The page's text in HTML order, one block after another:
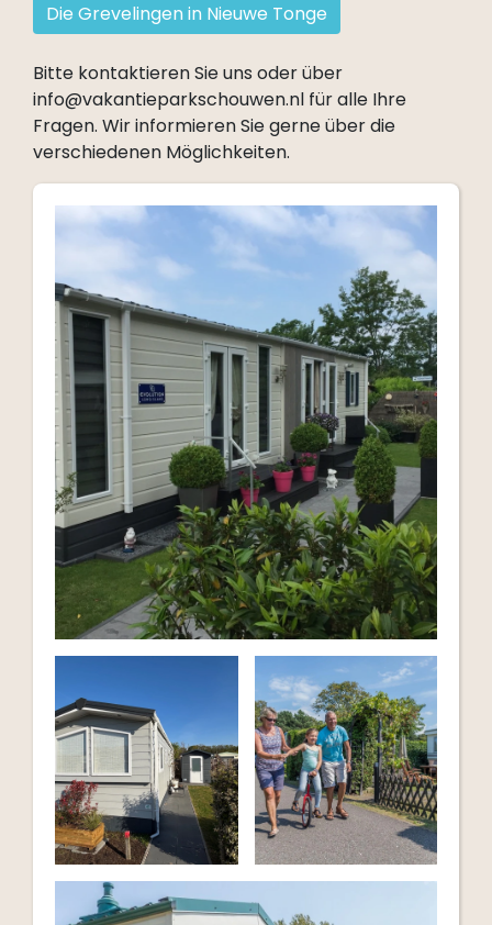
Die Grevelingen in Nieuwe Tonge
Bitte kontaktieren Sie uns oder über
info@vakantieparkschouwen.nl für alle Ihre
Fragen. Wir informieren Sie gerne über die
verschiedenen Möglichkeiten.